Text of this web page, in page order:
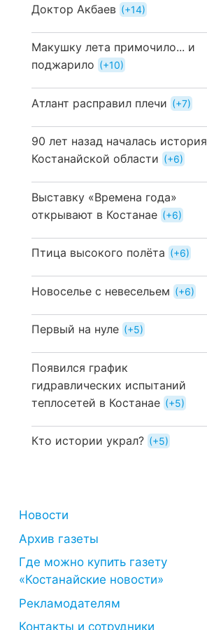
Доктор Акбаев +14
Макушку лета примочило... и
поджарило
+10
Атлант расправил плечи +7
90 лет назад началась история
Костанайской области
+6
Выставку «Времена года»
открывают в Костанае
+6
Птица высокого полёта +6
Новоселье с невесельем +6
Первый на нуле +5
Появился график
гидравлических испытаний
теплосетей в Костанае
+5
Кто истории украл? +5
Новости
Архив газеты
Где можно купить газету
«Костанайские новости»
Рекламодателям
Контакты и сотрудники